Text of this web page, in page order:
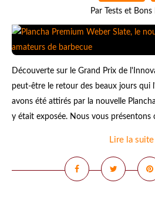
Par Tests et Bons
Découverte sur le Grand Prix de
peut-être le retour des beaux jours qui
avons été attirés par la nouvelle
y était exposée. Nous vous présentons
Lire la suite